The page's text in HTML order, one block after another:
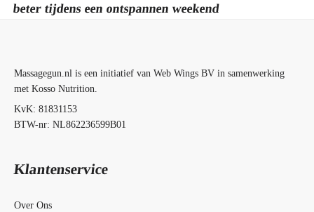
beter tijdens een ontspannen weekend
Massagegun.nl is een initiatief van Web Wings BV in samenwerking
met Kosso Nutrition.
KvK: 81831153
BTW-nr: NL862236599B01
Klantenservice
Over Ons